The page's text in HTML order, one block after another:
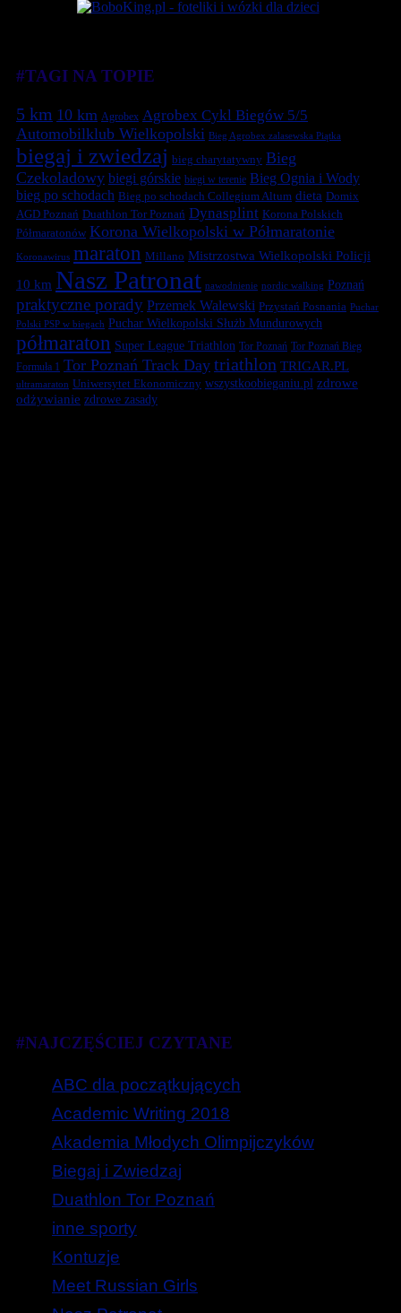
#TAGI NA TOPIE
5 km 10 km Agrobex Agrobex Cykl Biegów 5/5
Automobilklub Wielkopolski Bieg Agrobex zalasewska Piątka
biegaj i zwiedzaj bieg charytatywny Bieg
Czekoladowy biegi górskie biegi w terenie Bieg Ognia i Wody
bieg po schodach Bieg po schodach Collegium Altum dieta Domix
AGD Poznań Duathlon Tor Poznań Dynasplint Korona Polskich
Półmaratonów Korona Wielkopolski w Półmaratonie
Koronawirus maraton Millano Mistrzostwa Wielkopolski Policji
10 km Nasz Patronat nawodnienie nordic walking Poznań
praktyczne porady Przemek Walewski Przystań Posnania Puchar
Polski PSP w biegach Puchar Wielkopolski Służb Mundurowych
półmaraton Super League Triathlon Tor Poznań Tor Poznań Bieg
Formuła 1 Tor Poznań Track Day triathlon TRIGAR.PL
ultramaraton Uniwersytet Ekonomiczny wszystkoobieganiu.pl zdrowe
odżywianie zdrowe zasady
#NAJCZĘŚCIEJ CZYTANE
ABC dla początkujących
Academic Writing 2018
Akademia Młodych Olimpijczyków
Biegaj i Zwiedzaj
Duathlon Tor Poznań
inne sporty
Kontuzje
Meet Russian Girls